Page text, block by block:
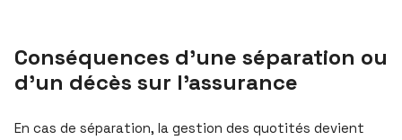
Conséquences d’une séparation ou
d’un décès sur l’assurance
En cas de séparation, la gestion des quotités devient